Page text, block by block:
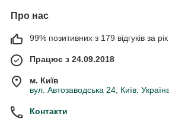
Про нас
99% позитивних з 179 відгуків за рік
Працює з 24.09.2018
м. Київ
вул. Автозаводська 24, Київ,
Контакти